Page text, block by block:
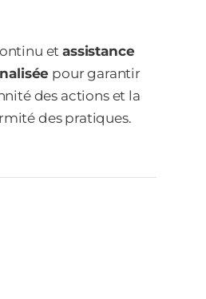
etassistance
pour garantir
des actions et la
des pratiques.